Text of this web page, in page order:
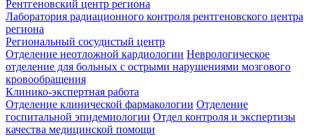
Рентгеновский центр региона
Лаборатория радиационного контроля рентгеновского центра
региона
Региональный сосудистый центр
Отделение неотложной кардиологии Неврологическое
отделение для больных с острыми нарушениями мозгового
кровообращения
Клинико-экспертная работа
Отделение клинической фармакологии Отделение
госпитальной эпидемиологии Отдел контроля и экспертизы
качества медицинской помощи